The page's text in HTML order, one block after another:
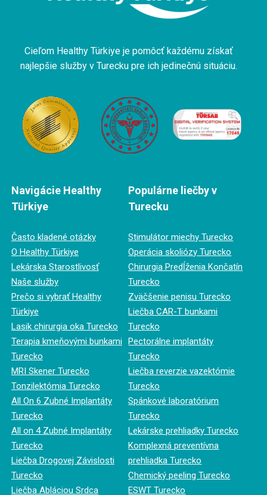
Cieľom Healthy Türkiye je pomôcť každému získať
najlepšie služby v Turecku pre ich jedinečnú situáciu.
Navigácie Healthy
Türkiye
Často kladené otázky
O Healthy Türkiye
Lekárska Starostlivosť
Naše služby
Prečo si vybrať Healthy
Türkiye
Lasik chirurgia oka Turecko
Terapia kmeňovými bunkami
Turecko
MRI Skener Turecko
Tonzilektómia Turecko
All On 6 Zubné Implantáty
Turecko
All on 4 Zubné Implantáty
Turecko
Liečba Drogovej Závislosti
Turecko
Liečba Abláciou Srdca
Populárne liečby v
Turecku
Stimulátor miechy Turecko
Operácia skoliózy Turecko
Chirurgia Predĺženia Končatín
Turecko
Zväčšenie penisu Turecko
Liečba CAR-T bunkami
Turecko
Pectorálne implantáty
Turecko
Liečba reverzie vazektómie
Turecko
Spánkové laboratórium
Turecko
Lekárske prehliadky Turecko
Komplexná preventívna
prehliadka Turecko
Chemický peeling Turecko
ESWT Turecko